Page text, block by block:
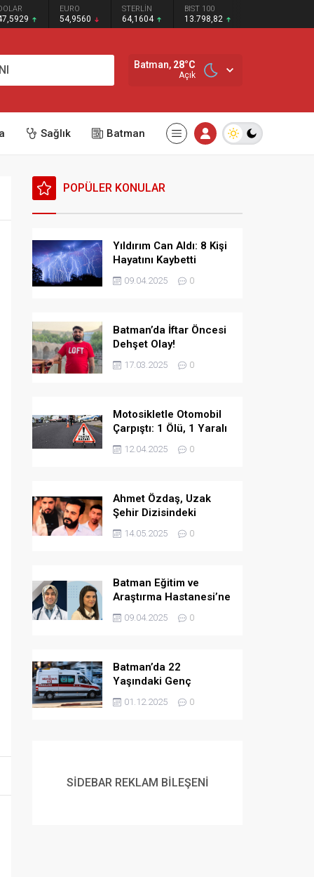
EURO
54,9560
STERLİN
64,1604
BIST 100
13.798,82
Batman, 28°C
Açık
Sağlık Batman
POPÜLER KONULAR
Yıldırım Can Aldı: 8 Kişi
Hayatını Kaybetti
09.04.2025 0
Batman’da İftar Öncesi
Dehşet Olay!
17.03.2025 0
Motosikletle Otomobil
Çarpıştı: 1 Ölü, 1 Yaralı
12.04.2025 0
Ahmet Özdaş, Uzak
Şehir Dizisindeki
Performansıyla Beğeni
Topladı
14.05.2025 0
Batman Eğitim ve
Araştırma Hastanesi’ne
İki Yeni Uzman Hekim
09.04.2025 0
Batman’da 22
Yaşındaki Genç
Yaşamına Son Verdi
01.12.2025 0
SİDEBAR REKLAM BİLEŞENİ